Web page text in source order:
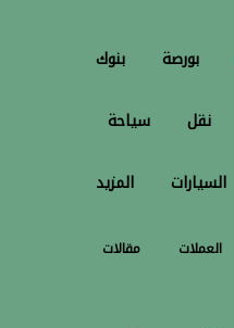
بورصة بنوك
نقل سياحة
السيارات المزيد
العملات مقالات